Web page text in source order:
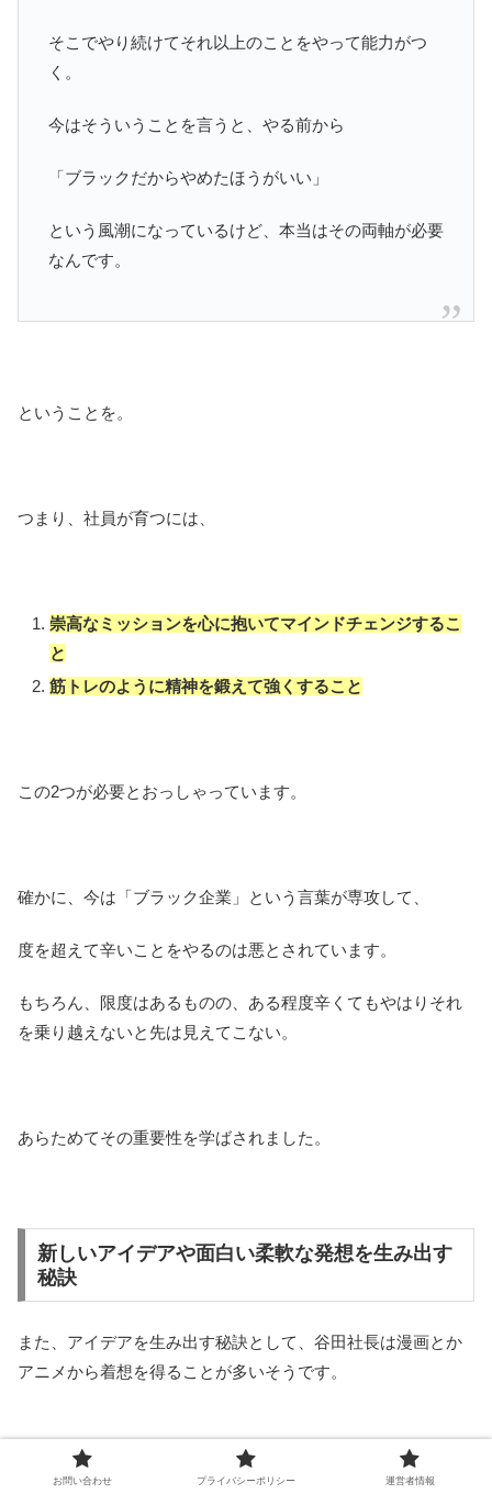
そこでやり続けてそれ以上のことをやって能力がつ
く。
今はそういうことを言うと、やる前から
「ブラックだからやめたほうがいい」
という風潮になっているけど、本当はその両軸が必要
なんです。
ということを。
つまり、社員が育つには、
崇高なミッションを心に抱いてマインドチェンジするこ
と
筋トレのように精神を鍛えて強くすること
この2つが必要とおっしゃっています。
確かに、今は「ブラック企業」という言葉が専攻して、
度を超えて辛いことをやるのは悪とされています。
もちろん、限度はあるものの、ある程度辛くてもやはりそれ
を乗り越えないと先は見えてこない。
あらためてその重要性を学ばされました。
新しいアイデアや面白い柔軟な発想を生み出す
秘訣
また、アイデアを生み出す秘訣として、谷田社長は漫画とか
アニメから着想を得ることが多いそうです。
とはいえ、キャラクターとかではなくて、
お問い合わせ プライバシーポリシー 運営者情報